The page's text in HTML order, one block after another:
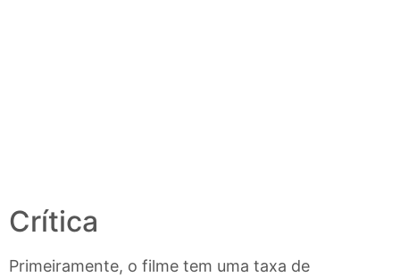
Crítica
Primeiramente, o filme tem uma taxa de